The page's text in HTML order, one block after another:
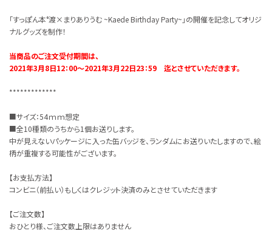
「すっぽん本°渡×まりありうむ ~Kaede Birthday Party~」の開催を記念してオリジ
ナルグッズを制作！
当商品のご注文受付期間は、
2021年3月8日12：00～2021年3月22日23：59 迄とさせていただきます。
*************
■サイズ：54ｍｍ想定
■全10種類のうちから1個お送りします。
中が見えないパッケージに入った缶バッジを、ランダムにお送りいたしますので、絵
柄が重複する可能性がございます。
【お支払方法】
コンビニ（前払い）もしくはクレジット決済のみとさせていただきます
【ご注文数】
おひとり様、ご注文数上限はありません